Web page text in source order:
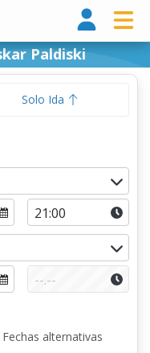
Paldiski
Solo Ida
Fechas alternativas